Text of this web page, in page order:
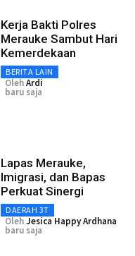
Kerja Bakti Polres
Merauke Sambut Hari
Kemerdekaan
BERITA LAIN
OlehArdi
baru saja
Lapas Merauke,
Imigrasi, dan Bapas
Perkuat Sinergi
DAERAH 3T
OlehJesica Happy Ardhana
baru saja